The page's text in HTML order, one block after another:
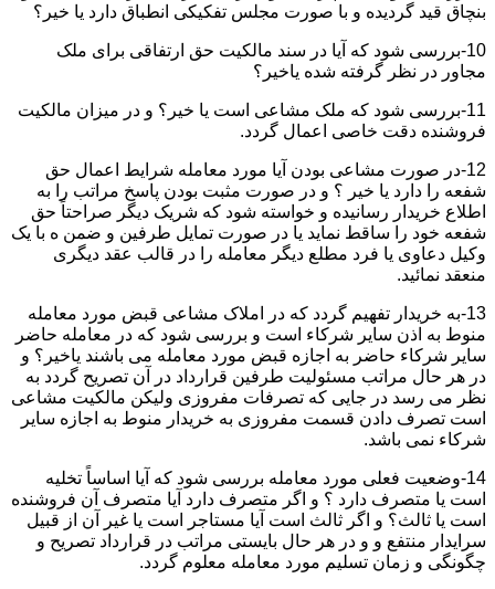
بنچاق قید گردیده و با صورت مجلس تفکیکی انطباق دارد یا خیر؟
10-بررسی شود که آیا در سند مالکیت حق ارتفاقی برای ملک
مجاور در نظر گرفته شده یاخیر؟
11-بررسی شود که ملک مشاعی است یا خیر؟ و در میزان مالکیت
فروشنده دقت خاصی اعمال گردد.
12-در صورت مشاعی بودن آیا مورد معامله شرایط اعمال حق
شفعه را دارد یا خیر ؟ و در صورت مثبت بودن پاسخ مراتب را به
اطلاع خریدار رسانیده و خواسته شود که شریک دیگر صراحتاً حق
شفعه خود را ساقط نماید یا در صورت تمایل طرفین و ضمن ه با یک
وکیل دعاوی یا فرد مطلع دیگر معامله را در قالب عقد دیگری
منعقد نمائید.
13-به خریدار تفهیم گردد که در املاک مشاعی قبض مورد معامله
منوط به اذن سایر شرکاء است و بررسی شود که در معامله حاضر
سایر شرکاء حاضر به اجازه قبض مورد معامله می باشند یاخیر؟ و
در هر حال مراتب مسئولیت طرفین قرارداد در آن تصریح گردد به
نظر می رسد در جایی که تصرفات مفروزی ولیکن مالکیت مشاعی
است تصرف دادن قسمت مفروزی به خریدار منوط به اجازه سایر
شرکاء نمی باشد.
14-وضعیت فعلی مورد معامله بررسی شود که آیا اساساً تخلیه
است یا متصرف دارد ؟ و اگر متصرف دارد آیا متصرف آن فروشنده
است یا ثالث؟ و اگر ثالث است آیا مستاجر است یا غیر آن از قبیل
سرایدار منتفع و و در هر حال بایستی مراتب در قرارداد تصریح و
چگونگی و زمان تسلیم مورد معامله معلوم گردد.